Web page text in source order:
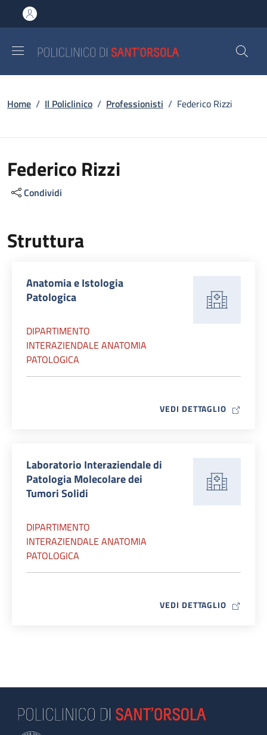
al contenuto principale
to footer content
Briciole di pane
Home / Il Policlinico / Professionisti / Federico Rizzi
Federico Rizzi
Condividi
Struttura
Anatomia e Istologia
Patologica
DIPARTIMENTO
INTERAZIENDALE ANATOMIA
PATOLOGICA
VEDI DETTAGLIO MAP ICON
Laboratorio Interaziendale di
Patologia Molecolare dei
Tumori Solidi
DIPARTIMENTO
INTERAZIENDALE ANATOMIA
PATOLOGICA
VEDI DETTAGLIO MAP ICON